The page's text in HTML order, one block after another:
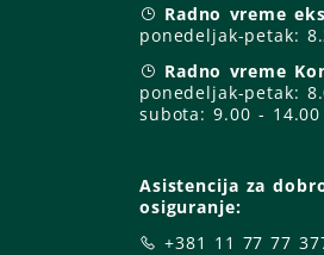
Radno vreme
ponedeljak-petak:
Radno vreme
ponedeljak-petak:
subota: 9.00 - 14.00
Asistencija za
osiguranje:
+381 11 77 77